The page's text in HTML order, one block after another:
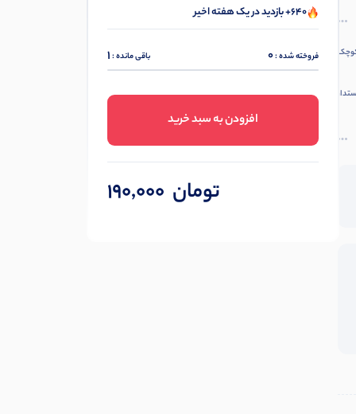
640+ بازدید در یک هفته اخیر
فروخته شده :0 باقی مانده :1
افزودن به سبد خرید
190,000 تومان